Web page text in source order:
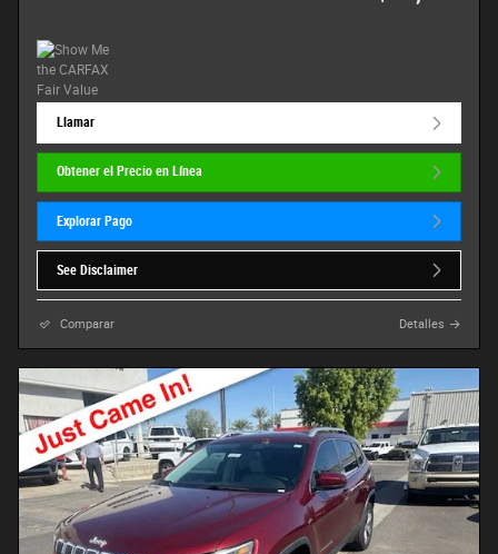
Llamar
Obtener el Precio en Línea
Explorar Pago
See Disclaimer
Comparar Detalles